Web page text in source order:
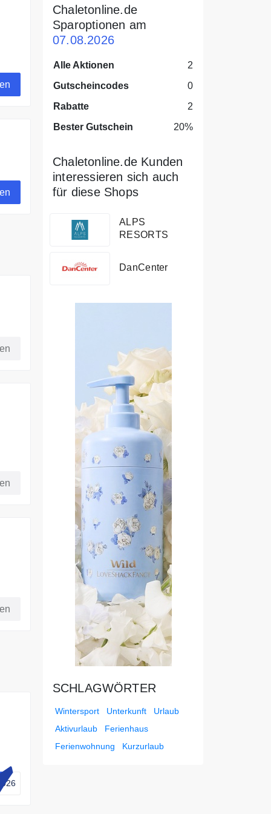
Chaletonline.de
Sparoptionen am
07.08.2026
Alle Aktionen
2
Gutscheincodes
0
Rabatte
2
Bester Gutschein
20%
Chaletonline.de Kunden
interessieren sich auch
für diese Shops
ALPS
RESORTS
DanCenter
SCHLAGWÖRTER
Wintersport Unterkunft
Urlaub
Aktivurlaub
Ferienhaus
Ferienwohnung
Kurzurlaub